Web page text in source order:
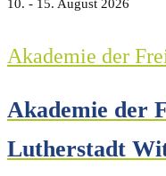
10. - 15. August 2026
Akademie der
Akademie der
Lutherstadt